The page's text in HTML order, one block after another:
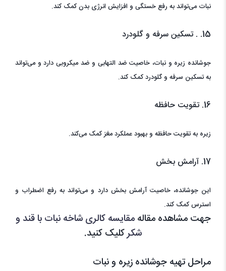
نبات می‌تواند به رفع خستگی و افزایش انرژی بدن کمک کند.
15. . تسکین سرفه و گلودرد
جوشانده زیره و نبات، خاصیت ضد التهابی و ضد میکروبی دارد و می‌تواند
به تسکین سرفه و گلودرد کمک کند.
16. تقویت حافظه
زیره به تقویت حافظه و بهبود عملکرد مغز کمک می‌کند.
17. آرامش بخش
این جوشانده، خاصیت آرامش بخش دارد و می‌تواند به رفع اضطراب و
استرس کمک کند.
جهت مشاهده مقالهمقایسه کالری شاخه نبات با قند و
شکرکلیک کنید.
مراحل تهیه جوشانده زیره و نبات